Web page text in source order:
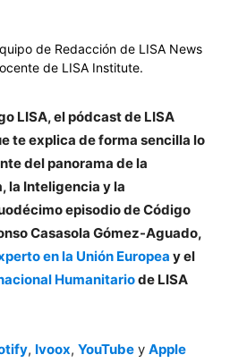
de Redacción de LISA News
de LISA Institute.
LISA, el pódcast de LISA
te explica de forma sencilla lo
del panorama de la
la Inteligencia y la
episodio de Código
Casasola Gómez-Aguado,
en la Unión Europea y el
Humanitariode LISA
, Ivoox, YouTubey Apple